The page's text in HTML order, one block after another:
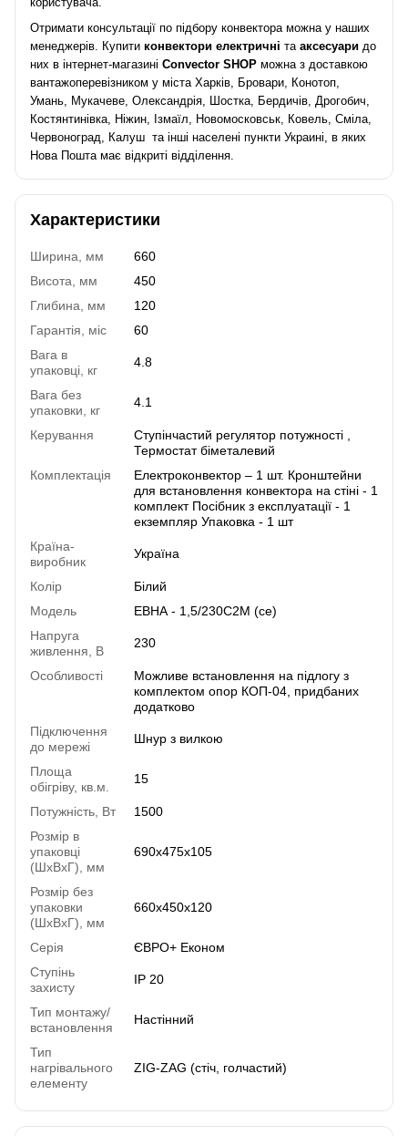
Отримати консультації по підбору конвектора можна у наших
менеджерів. Купити конвектори електричні та аксесуари до
них в інтернет-магазині Convector SHOP можна з доставкою
вантажоперевізником у міста Харків, Бровари, Конотоп,
Умань, Мукачеве, Олександрія, Шостка, Бердичів, Дрогобич,
Костянтинівка, Ніжин, Ізмаїл, Новомосковськ, Ковель, Сміла,
Червоноград, Калуш та інші населені пункти Украині, в яких
Нова Пошта має відкриті відділення.
Характеристики
Ширина, мм
660
Висота, мм
450
Глибина, мм
120
Гарантія, міс
60
Вага в
упаковці, кг
4.8
Вага без
упаковки, кг
4.1
Керування
Ступінчастий регулятор потужності ,
Термостат біметалевий
Комплектація
Електроконвектор – 1 шт. Кронштейни
для встановлення конвектора на стіні - 1
комплект Посібник з експлуатації - 1
екземпляр Упаковка - 1 шт
Країна-
виробник
Україна
Колір
Білий
Модель
ЕВНА - 1,5/230С2М (се)
Напруга
живлення, В
230
Особливості
Можливе встановлення на підлогу з
комплектом опор КОП-04, придбаних
додатково
Підключення
до мережі
Шнур з вилкою
Площа
обігріву, кв.м.
15
Потужність, Вт
1500
Розмір в
упаковці
(ШхВхГ), мм
690х475х105
Розмір без
упаковки
(ШхВхГ), мм
660х450х120
Серія
ЄВРО+ Економ
Ступінь
захисту
IP 20
Тип монтажу/
встановлення
Настінний
Тип
нагрівального
елементу
ZIG-ZAG (стіч, голчастий)